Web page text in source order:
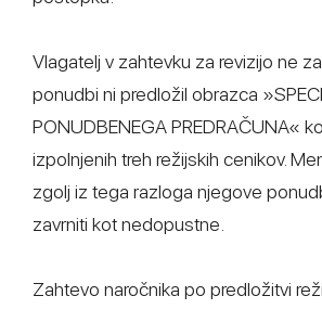
Vlagatelj v zahtevku za revizijo ne
ponudbi ni predložil obrazca
PONUDBENEGA PREDRAČUNA«
izpolnjenih treh režijskih cenikov.
zgolj iz tega razloga njegove
zavrniti kot nedopustne.
Zahtevo naročnika po predložitvi